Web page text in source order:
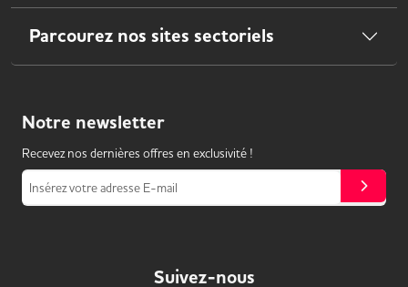
Parcourez nos sites sectoriels
Notre newsletter
Recevez nos dernières offres en exclusivité !
Insérez votre adresse E-mail
Suivez-nous